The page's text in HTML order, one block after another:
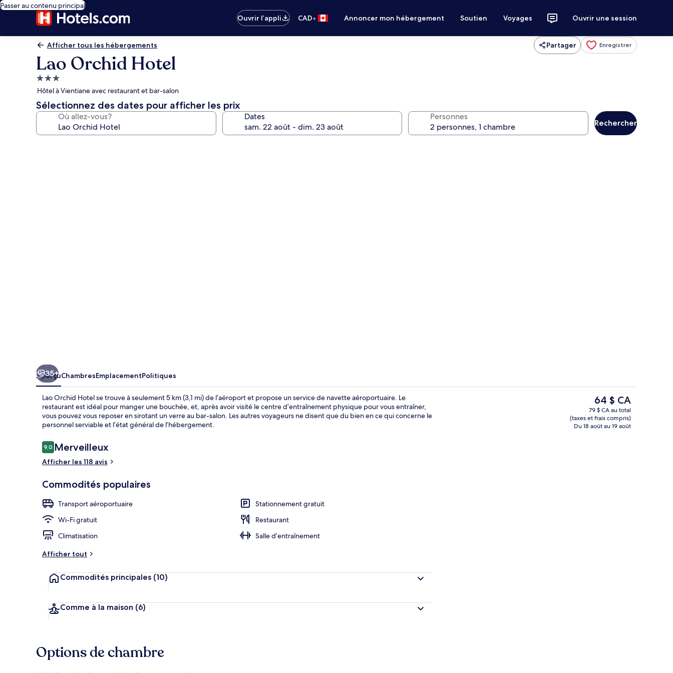
Passer au contenu principal
Ouvrir l’appli
CAD• Annoncer mon hébergement Soutien Voyages Ouvrir une session
Afficher tous les hébergements Partager Enregistrer
Lao Orchid Hotel
Hébergement
3.0 étoiles
Hôtel à Vientiane avec restaurant et bar-salon
Sélectionnez des dates pour afficher les prix
Où allez-vous? Dates Personnes
Rechercher
35+
AperçuChambresEmplacementPolitiques
Lao Orchid Hotel se trouve à seulement 5 km (3,1 mi) de l’aéroport et propose un service de navette aéroportuaire. Le
restaurant est idéal pour manger une bouchée, et, après avoir visité le centre d’entraînement physique pour vous entraîner,
vous pouvez vous reposer en sirotant un verre au bar-salon. Les autres voyageurs ne disent que du bien en ce qui concerne le
personnel serviable et l’état général de l’hébergement.
Avis
9,09,0 sur 10 –
Merveilleux
Afficher les 118 avis
Commodités populaires
Transport aéroportuaire
Stationnement gratuit
Wi-Fi gratuit
Restaurant
Climatisation
Salle d’entraînement
Afficher tout
Commodités principales (10)
Comme à la maison (6)
Le
prix
actuel
est
64 $ CA
79 $ CA au total
(taxes et frais compris)
Du 18 août au 19 août
Options de chambre